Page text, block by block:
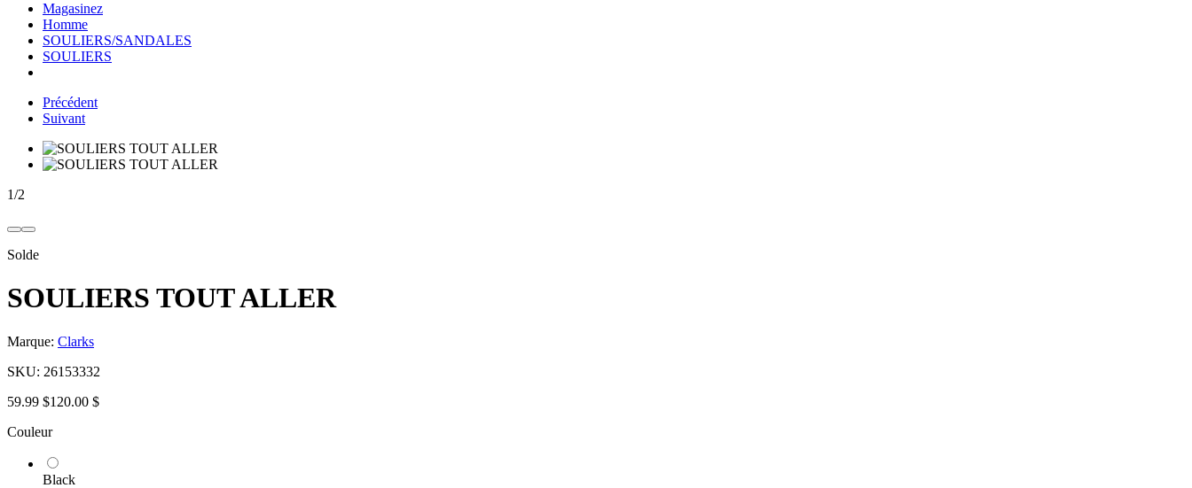
Magasinez
Homme
SOULIERS/SANDALES
SOULIERS
Précédent
Suivant
1/2
Solde
SOULIERS TOUT ALLER
Marque: Clarks
SKU: 26153332
59.99 $120.00 $
Couleur
Black